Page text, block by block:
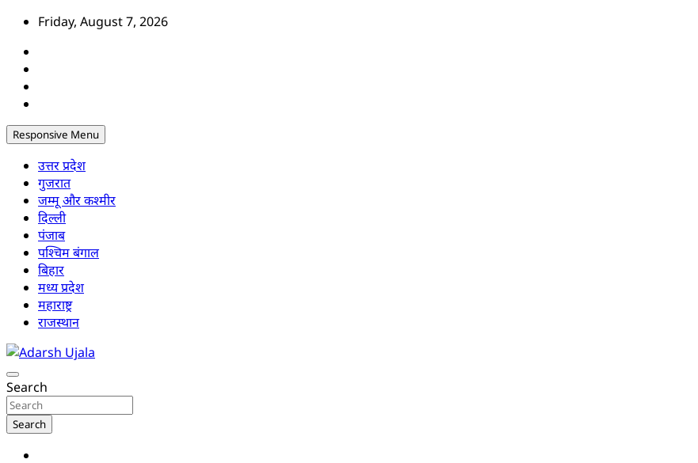
Skip
content
Friday, August 7, 2026
Responsive Menu
उत्तर प्रदेश
गुजरात
जम्मू और कश्मीर
दिल्ली
पंजाब
पश्चिम बंगाल
बिहार
मध्य प्रदेश
महाराष्ट्र
राजस्थान
Adarsh Ujala
www.adarshujala.com
Search
Search